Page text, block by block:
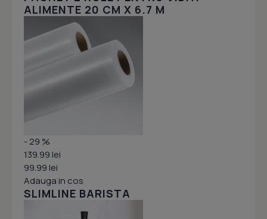
ALIMENTE 20 CM X 6.7 M
- 29 %
139.99 lei
99.99 lei
Adauga in cos
SLIMLINE BARISTA